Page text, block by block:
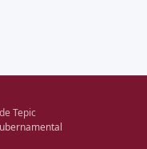
Tepic